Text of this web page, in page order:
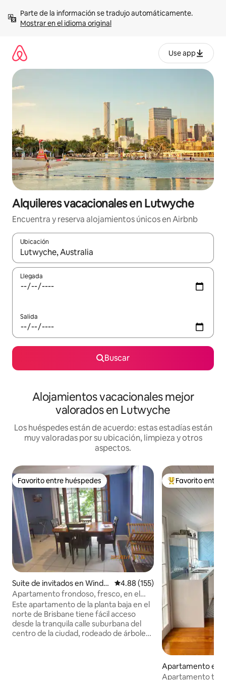
contenidoMostrar en el idioma original
Use app
Alquileres vacacionales en Lutwyche
Encuentra y reserva alojamientos únicos en Airbnb
Ubicación
Cuando los resultados estén disponibles, navega con las
Llegada
Salida
Buscar
Alojamientos vacacionales mejor
valorados en Lutwyche
Los huéspedes están de acuerdo: estas estadías están
muy valoradas por su ubicación, limpieza y otros
aspectos.
Favorito entre huéspedes
Favorito entre huéspedes
Suite de invitados en Winds
or
Calificación promedio: 4.88 de
4.88 (155)
Apartamento frondoso, fresco, en el
centro de la ciudad y autónomo.
Este apartamento de la planta baja en el
norte de Brisbane tiene fácil acceso
desde la tranquila calle suburbana del
centro de la ciudad, rodeado de árboles
Favorito entre
Favorito entre
Apartamento en
n
Apartamento